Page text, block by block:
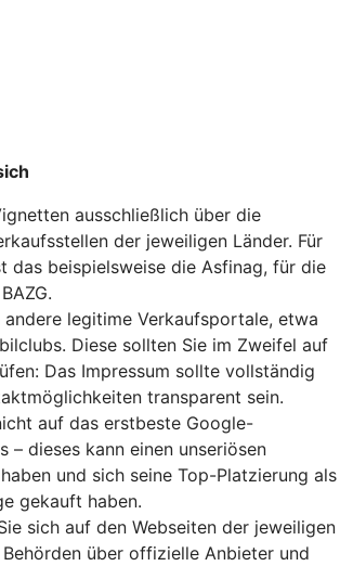
ausschließlich über die
der jeweiligen Länder. Für
das beispielsweise die Asfinag, für die
andere legitime Verkaufsportale, etwa
Diese sollten Sie im Zweifel auf
Das Impressum sollte vollständig
transparent sein.
auf das erstbeste Google-
– dieses kann einen unseriösen
und sich seine Top-Platzierung als
gekauft haben.
sich auf den Webseiten der jeweiligen
über offizielle Anbieter und